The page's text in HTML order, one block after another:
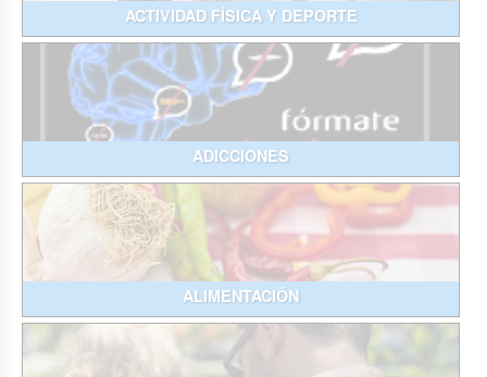
ACTIVIDAD FÍSICA Y DEPORTE
ADICCIONES
ALIMENTACIÓN